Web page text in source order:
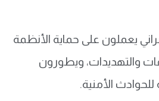
يعملون على حماية الأنظمة
والتهديدات، ويطورون
للحوادث الأمنية.